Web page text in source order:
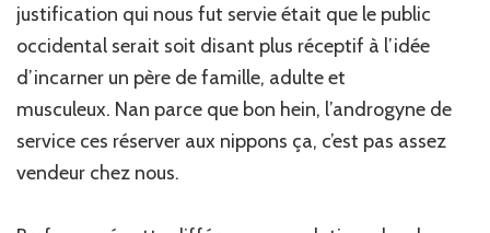
justification qui nous fut servie était que le public
occidental serait soit disant plus réceptif à l’idée
d’incarner un père de famille, adulte et
musculeux. Nan parce que bon hein, l’androgyne de
service ces réserver aux nippons ça, c’est pas assez
vendeur chez nous.